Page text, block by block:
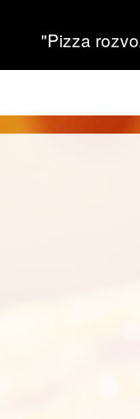
"Pizza